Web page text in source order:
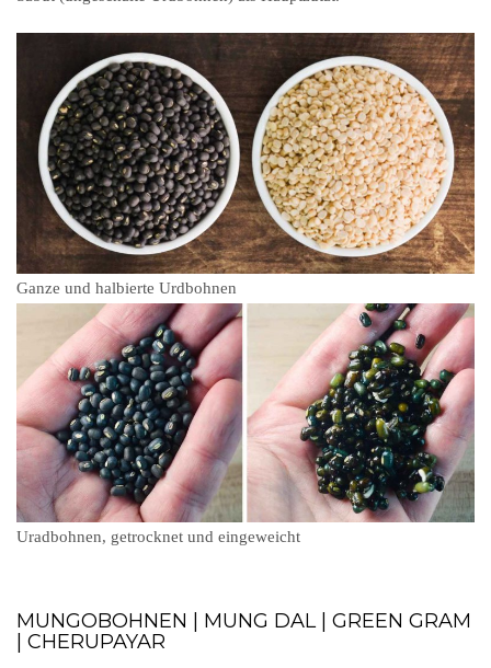
Ganze und halbierte Urdbohnen
Uradbohnen, getrocknet und eingeweicht
MUNGOBOHNEN | MUNG DAL | GREEN GRAM
| CHERUPAYAR